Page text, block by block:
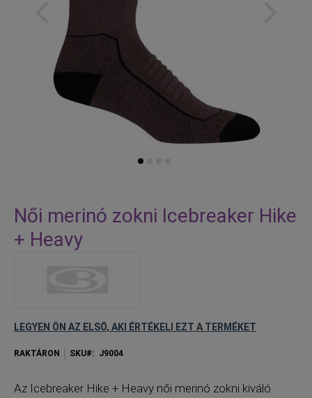
to
the
beginning
Női merinó zokni Icebreaker Hike
+ Heavy
LEGYEN ÖN AZ ELSŐ, AKI ÉRTÉKELI EZT A TERMÉKET
RAKTÁRON SKU J9004
Az Icebreaker Hike + Heavy női merinó zokni kiváló